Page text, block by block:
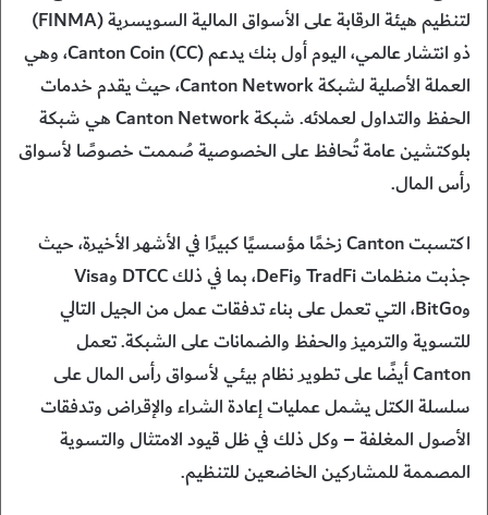
لتنظيم هيئة الرقابة على الأسواق المالية السويسرية (FINMA)
ذو انتشار عالمي، اليوم أول بنك يدعم Canton Coin (CC)، وهي
العملة الأصلية لشبكة Canton Network، حيث يقدم خدمات
الحفظ والتداول لعملائه. شبكة Canton Network هي شبكة
بلوكتشين عامة تُحافظ على الخصوصية صُممت خصوصًا لأسواق
رأس المال.
اكتسبت Canton زخمًا مؤسسيًا كبيرًا في الأشهر الأخيرة، حيث
جذبت منظمات TradFi وDeFi، بما في ذلك DTCC وVisa
وBitGo، التي تعمل على بناء تدفقات عمل من الجيل التالي
للتسوية والترميز والحفظ والضمانات على الشبكة. تعمل
Canton أيضًا على تطوير نظام بيئي لأسواق رأس المال على
سلسلة الكتل يشمل عمليات إعادة الشراء والإقراض وتدفقات
الأصول المغلفة – وكل ذلك في ظل قيود الامتثال والتسوية
المصممة للمشاركين الخاضعين للتنظيم.